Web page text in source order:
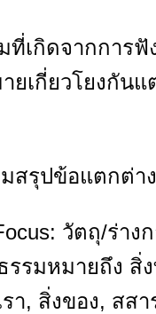
ที่เกิดจากการ
ยเกี่ยวโยงกัน
มสรุปข้อแตกต่
วัตถุ/ร่าง
รรมหมายถึง
า, สิ่งของ, สสา